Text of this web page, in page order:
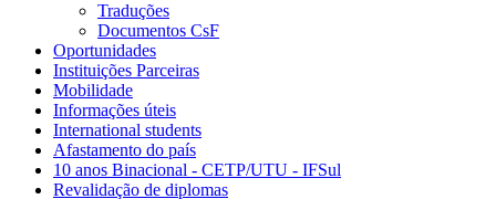
Traduções
Documentos CsF
Oportunidades
Instituições Parceiras
Mobilidade
Informações úteis
International students
Afastamento do país
10 anos Binacional - CETP/UTU - IFSul
Revalidação de diplomas